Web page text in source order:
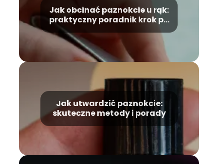
Jak obcinać paznokcie u rąk:
praktyczny poradnik krok po
Jak utwardzić paznokcie:
skuteczne metody i porady